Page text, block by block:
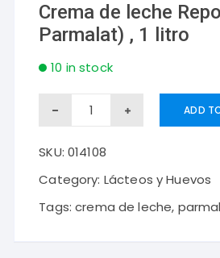
Crema de leche
Parmalat) , 1 litro
10 in stock
Crema
leche
Repostería
(
ADD
SKU: 014108
Category: Lácteos y Huevos
Tags:crema de leche,